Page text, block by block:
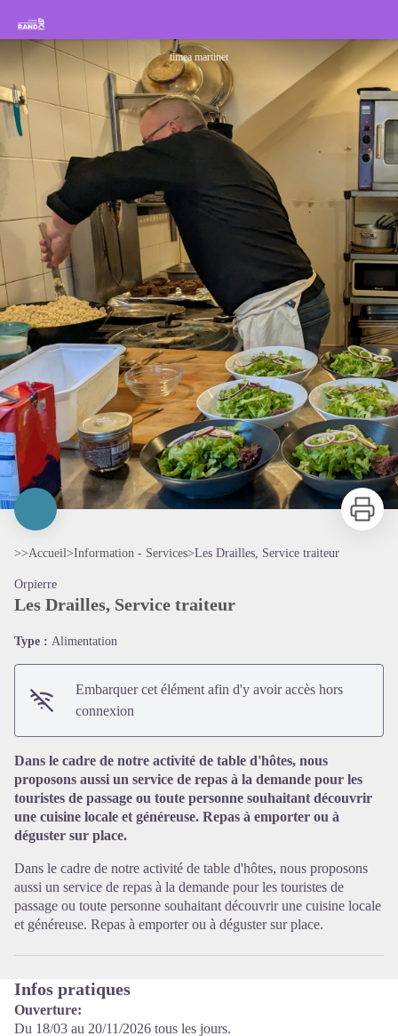
Rando Sisteron Buëch Baronnies Provençales
timea martinet
Voir l'image en plein écran
Imprimer
>>Accueil>Information - Services>Les Drailles, Service traiteur
Orpierre
Les Drailles, Service traiteur
Type : Alimentation
Embarquer cet élément afin d'y avoir accès hors
connexion
Dans le cadre de notre activité de table d'hôtes, nous
proposons aussi un service de repas à la demande pour les
touristes de passage ou toute personne souhaitant découvrir
une cuisine locale et généreuse. Repas à emporter ou à
déguster sur place.
Dans le cadre de notre activité de table d'hôtes, nous proposons
aussi un service de repas à la demande pour les touristes de
passage ou toute personne souhaitant découvrir une cuisine locale
et généreuse. Repas à emporter ou à déguster sur place.
Infos pratiques
Ouverture:
Du 18/03 au 20/11/2026 tous les jours.